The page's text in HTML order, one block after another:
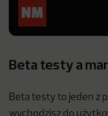
Beta testy a
Beta testy to jeden z
wychodzisz do